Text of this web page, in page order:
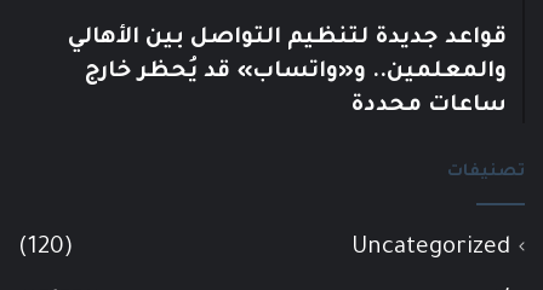
قواعد جديدة لتنظيم التواصل بين الأهالي
والمعلمين.. و«واتساب» قد يُحظر خارج
ساعات محددة
تصنيفات
Uncategorized
(120)